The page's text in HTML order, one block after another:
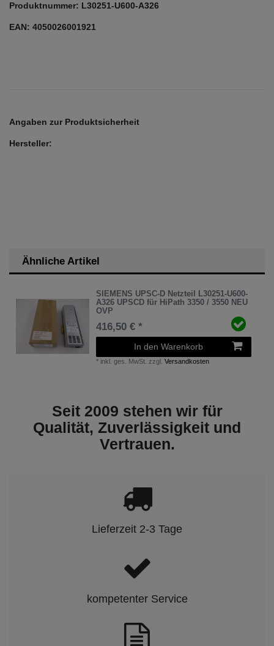
Produktnummer: L30251-U600-A326
EAN: 4050026001921
Angaben zur Produktsicherheit
Hersteller:
Ähnliche Artikel
SIEMENS UPSC-D Netzteil L30251-U600-
A326 UPSCD für HiPath 3350 / 3550 NEU
OVP
416,50 € *
In den Warenkorb
* inkl. ges. MwSt. zzgl.Versandkosten
Seit 2009 stehen wir für
Qualität, Zuverlässigkeit und
Vertrauen.
Lieferzeit 2-3 Tage
kompetenter Service